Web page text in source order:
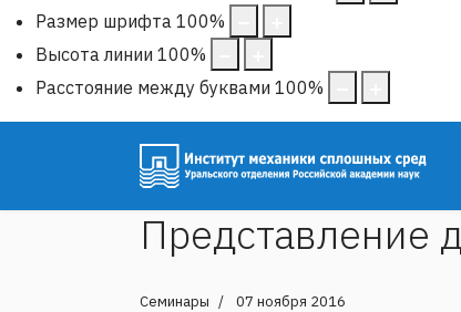
Размер шрифта 100%
Высота линии 100%
Расстояние между буквами 100%
Представление
Семинары 07 ноября 2016